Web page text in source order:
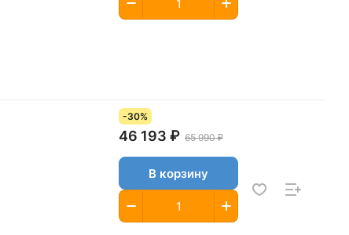
-30%
46 193 ₽ 65 990 ₽
В корзину